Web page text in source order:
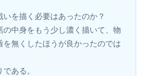
いを描く必要はあったのか？
の中身をもう少し濃く描いて、物
を無くしたほうが良かったのでは
ある。